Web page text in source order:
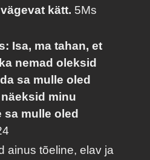
kätt. 5Ms
Isa, ma tahan, et
nemad oleksid
sa mulle oled
minu
mulle oled
ainus tõeline, elav ja